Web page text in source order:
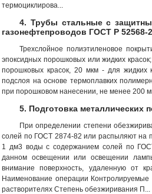
термоциклирова...
4. Трубы стальные с
газонефтепроводов ГОСТ Р 52568-
Трехслойное полиэтиленовое
эпоксидных порошковых или жидких
порошковых красок, 20 мкм - для жидких
подслоя на основе термоплавких
при порошковом нанесении, не менее 200
5. Подготовка металлических
При определении степени
солей по ГОСТ 2874-82 или распыляют на
1 дм3 воды с содержанием солей по
данном освещении или освещении
внимание поверхность, удаленную от
Наименование операции
растворителях Степень обезжиривания П...